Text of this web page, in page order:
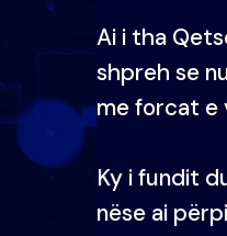
Ai i tha
shpreh se
me forcat e
Ky i fundit
nëse ai